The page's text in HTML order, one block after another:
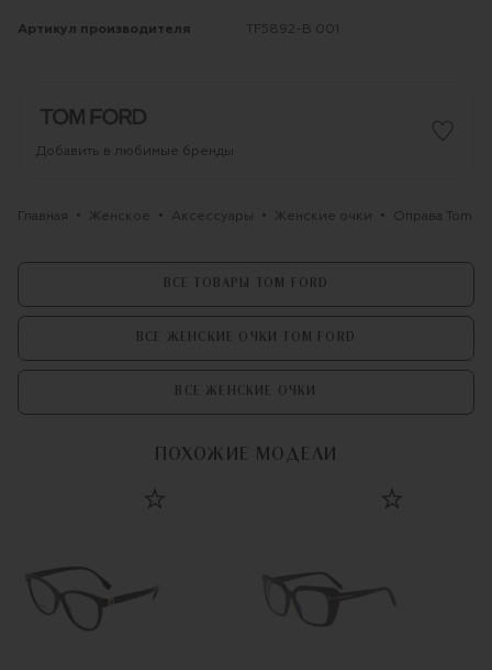
Артикул производителя TF5892-B 001
Добавить в любимые бренды
Главная Женское Аксессуары Женские очки Оправа Tom
ВСЕ ТОВАРЫ TOM FORD
ВСЕ ЖЕНСКИЕ ОЧКИ TOM FORD
ВСЕ ЖЕНСКИЕ ОЧКИ
ПОХОЖИЕ МОДЕЛИ